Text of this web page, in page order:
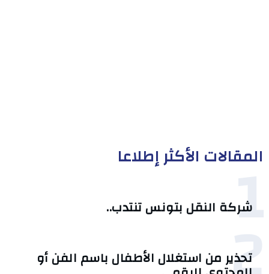
المقالات الأكثر إطلاعا
1
شركة النقل بتونس تنتدب..
تحذير من استغلال الأطفال باسم الفن أو